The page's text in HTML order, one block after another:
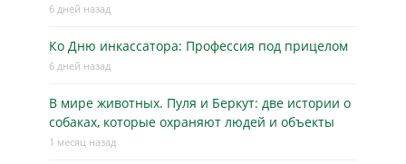
6 дней назад
Ко Дню инкассатора: Профессия под прицелом
6 дней назад
В мире животных. Пуля и Беркут: две истории о
собаках, которые охраняют людей и объекты
1 месяц назад